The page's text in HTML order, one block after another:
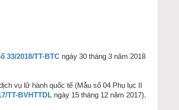
33/2018/TT-BTC ngày 30 tháng 3 năm 2018
vụ lữ hành quốc tế (Mẫu số 04 Phụ lục II
TT-BVHTTDL ngày 15 tháng 12 năm 2017).